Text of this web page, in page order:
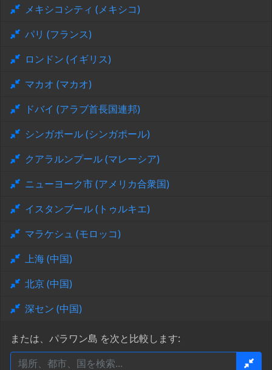
メキシコシティ (メキシコ)
パリ (フランス)
ロンドン (イギリス)
マカオ (マカオ)
ドバイ (アラブ首長国連邦)
シンガポール (シンガポール)
クアラルンプール (マレーシア)
ニューヨーク市 (アメリカ合衆国)
イスタンブール (トゥルキエ)
マラケシュ (モロッコ)
上海 (中国)
北京 (中国)
深セン (中国)
または、パラワン島 を次と比較します: